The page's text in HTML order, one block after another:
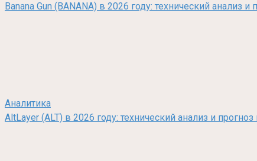
Banana Gun (BANANA) в 2026 году: технический анализ
Аналитика
AltLayer (ALT) в 2026 году: технический анализ и